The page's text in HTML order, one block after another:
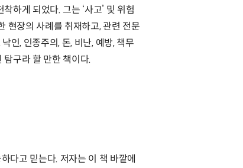
하게 되었다. 그는 ‘사고’ 및 위험
현장의 사례를 취재하고, 관련 전문
인, 인종주의, 돈, 비난, 예방, 책무
탐구라 할 만한 책이다.
다고 믿는다. 저자는 이 책 바깥에